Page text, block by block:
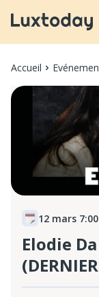
Accueil
12 mars
Elodie